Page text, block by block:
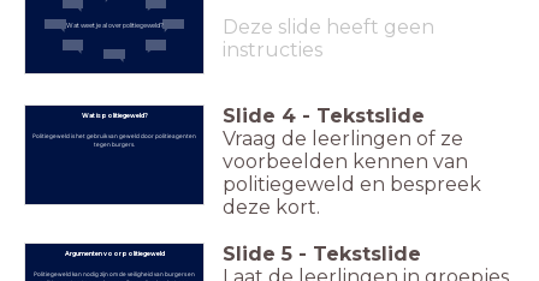
Wat weet je al over politiegeweld?
Deze slide heeft geen
instructies
Wat is politiegeweld?
Politiegeweld is het gebruik van geweld door politieagenten
tegen burgers.
Slide 4 - Tekstslide
Vraag de leerlingen of ze
voorbeelden kennen van
politiegeweld en bespreek
deze kort.
Argumenten voor politiegeweld
Politiegeweld kan nodig zijn om de veiligheid van burgers en
Slide 5 - Tekstslide